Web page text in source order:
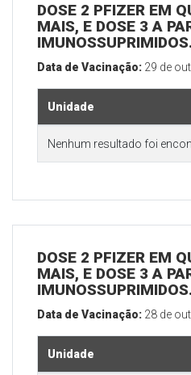
DOSE 2 PFIZER EM
MAIS, E DOSE 3 A
IMUNOSSUPRIMIDOS.
Data de Vacinação: 29 de
Unidade
Nenhum resultado foi
DOSE 2 PFIZER EM
MAIS, E DOSE 3 A
IMUNOSSUPRIMIDOS.
Data de Vacinação: 28 de
Unidade